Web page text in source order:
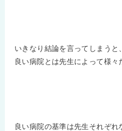
いきなり結論を言ってしまうと、
良い病院とは先生によって様々
良い病院の基準は先生それぞれ